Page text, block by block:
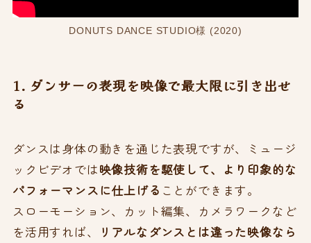
DONUTS DANCE STUDIO様 (2020)
1. ダンサーの表現を映像で最大限に引き出せ
る
ダンスは身体の動きを通じた表現ですが、ミュージ
ックビデオでは映像技術を駆使して、より印象的な
パフォーマンスに仕上げる ことができます。
スローモーション、カット編集、カメラワークなど
を活用すれば、
リアルなダンスとは違った映像なら